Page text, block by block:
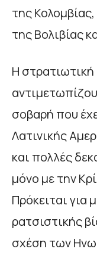
της
της Βολιβίας
Η
σοβαρή που
Λατινικής
και πολλές
μόνο με την
Πρόκειται για
ρατσιστικής
σχέση των